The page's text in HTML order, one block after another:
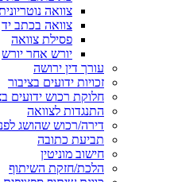
צוואה נוטריונית
צוואה בכתב יד
פסילת צוואה
יורש אחר יורש
עורך דין ירושה
זכויות ידועים בציבור
חלוקת רכוש ידועים בציבור
התנגדות לצוואה
דירה/רכוש שהושג לפני הנישואין
תביעת כתובה
חישוב מוניטין
הלכת/חזקת השיתוף